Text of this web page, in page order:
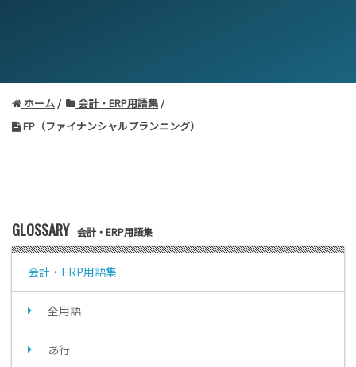
ホーム
会計・ERP用語集
FP（ファイナンシャルプランニング）
GLOSSARY 会計・ERP用語集
会計・ERP用語集
全用語
あ行